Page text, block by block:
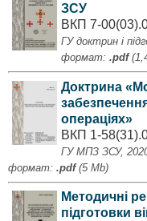
ЗСУ
ВКП 7-
ГУ доктрин і
формат: .pdf
Доктрина
операціях»
ВКП 1-
ГУ МПЗ ЗСУ,
формат: .pdf(5 Mb)
Методичні
підготовки